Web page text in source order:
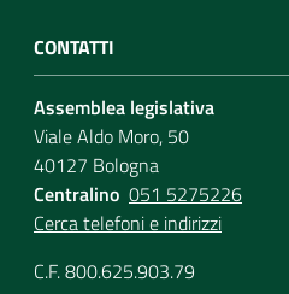
Argomenti
Per i media
Per i cittadini
CONTATTI
Assemblea legislativa
Viale Aldo Moro, 50
40127 Bologna
Centralino 051 5275226
Cerca telefoni e indirizzi
C.F. 800.625.903.79